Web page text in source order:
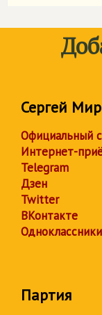
Сергей
Официальный
Интернет-
Telegram
Дзен
Twitter
ВКонтакте
Одноклассники
Партия